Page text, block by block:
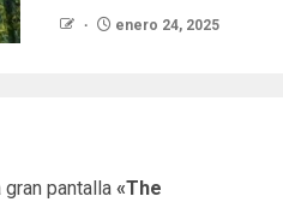
enero 24, 2025
gran pantalla«The